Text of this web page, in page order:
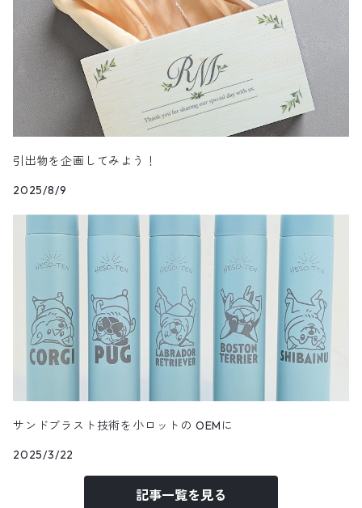
引出物を企画してみよう！
2025/8/9
サンドブラスト技術を小ロットの OEMに
2025/3/22
記事一覧を見る